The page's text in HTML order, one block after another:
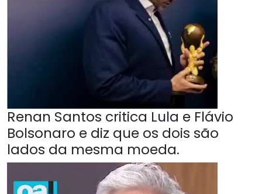
Renan Santos critica Lula e Flávio
Bolsonaro e diz que os dois são
lados da mesma moeda.